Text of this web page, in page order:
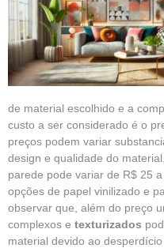
de material escolhido e a
custo a ser considerado é o
preços podem variar
design e qualidade do
parede pode variar de R$ 25
opções de papel vinilizado e
observar que, além do preço
complexos e texturizados
material devido ao